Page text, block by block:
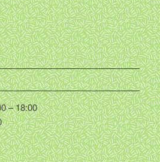
– 18:00